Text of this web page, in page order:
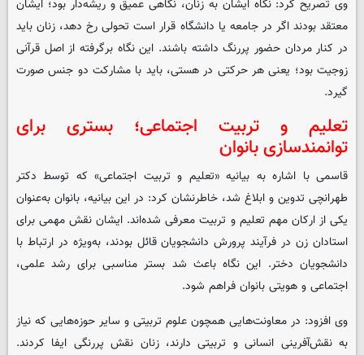
وی تصریح کرد: نگاه ایشان به زنان، نگاهی عمیق و ریشه‌دار بود؛ ایشان
معتقد بودند اگر در جامعه یا دانشگاه قرار است تحولی رخ دهد، زنان باید
در کنار مردان حضور پررنگ داشته باشند. این نگاه برگرفته از اصل قرآنی
زوجیت بود؛ یعنی هر حرکتی در هستی، باید با مشارکت دو جنس صورت
گیرد.
تعلیم و تربیت اجتماعی؛ بستری برای
توانمندسازی بانوان
قاسمی با اشاره به بیانیه «تعلیم و تربیت اجتماعی» که توسط دکتر
طهرانچی تدوین و ابلاغ شد، خاطرنشان کرد: در این بیانیه، بانوان به‌عنوان
یکی از ارکان مهم تعلیم و تربیت معرفی شده‌اند. ایشان نقش مهمی برای
استادان زن در فرآیند پرورش دانشجویان قائل بودند، به‌ویژه در ارتباط با
دانشجویان دختر. این نگاه باعث شد بستر مناسبی برای رشد علمی،
اجتماعی و هویتی بانوان فراهم شود.
وی افزود: در معاونت‌هایی همچون علوم تربیتی و سایر حوزه‌هایی که نیاز
به نقش‌آفرینی انسانی و تربیتی دارند، زنان نقش پررنگی ایفا کردند.